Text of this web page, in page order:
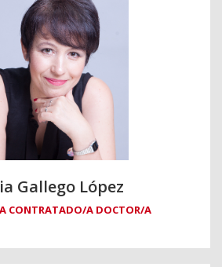
Gallego López
CONTRATADO/A DOCTOR/A